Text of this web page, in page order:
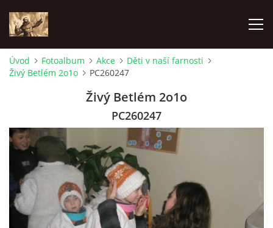
ÚVOD
SAMOFINANCOVÁNÍ
PASTORAČNÍ RADA
SPRAVOVANÉ FARNOSTI
Úvod Fotoalbum Akce
Děti v naší farnosti
Živý Betlém 2o1o
PC260247
Živý Betlém 2o1o
PC260247